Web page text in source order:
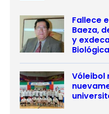
Fallece
Baeza,
y
Vóleibol